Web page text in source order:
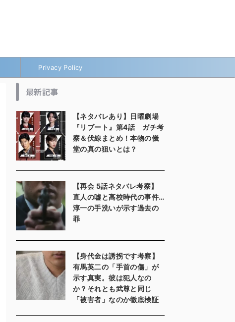
Privacy Policy
最新記事
【ネタバレあり】日曜劇場
『リブート』第4話 ガチ考
察＆伏線まとめ！本物の儀
堂の真の狙いとは？
【再会 5話ネタバレ考察】
直人の嘘と高校時代の事件…
淳一の手洗いが示す過去の
罪
【身代金は誘拐です考察】
有馬英二の「手首の傷」が
示す真実。彼は犯人なの
か？それとも武尊と同じ
「被害者」なのか徹底検証